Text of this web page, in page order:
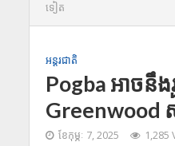
ទៀត
អន្តរជាតិ
Pogba អាចនឹ
Greenwood ស
ខែ​កុម្ភៈ 7, 2025 1,285